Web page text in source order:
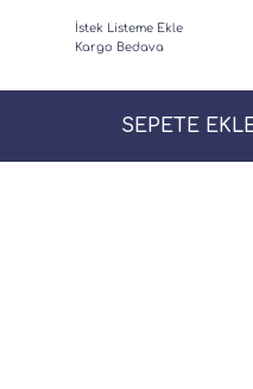
İstek Listeme Ekle
Kargo Bedava